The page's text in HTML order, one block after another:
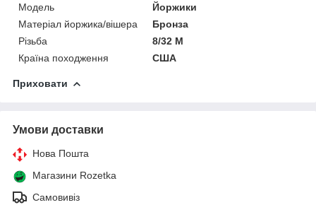
Мoдель
Йоржики
Матеріал йоржика/вішера
Бронза
Різьба
8/32 M
Країна походження
CША
Приховати
Умови доставки
Нова Пошта
Магазини Rozetka
Самовивіз